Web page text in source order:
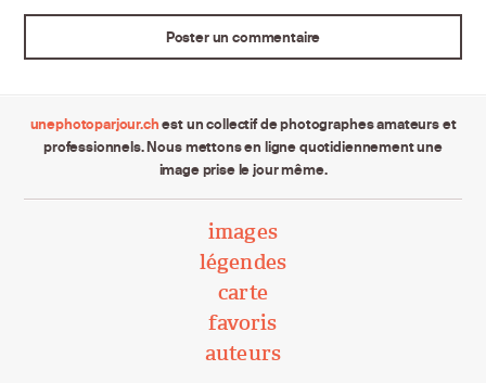
unephotoparjour.chest un collectif de photographes amateurs et
professionnels. Nous mettons en ligne quotidiennement une
image prise le jour même.
images
légendes
carte
favoris
auteurs